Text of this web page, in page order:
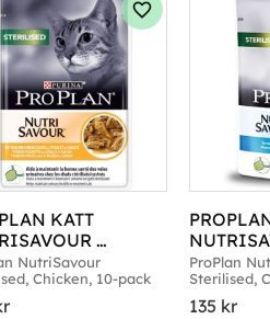
KATT
CHICKEN
NutriSavour
Chicken, 10-pack
Lägg till i
ProPlan
Sterilised,
135 kr